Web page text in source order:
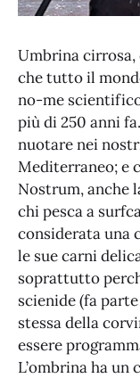
Umbrina cirrosa,
che tutto il
no-me
più di 250 anni
nuotare nei
Mediterraneo; e
Nostrum, anche
chi pesca a
considerata una
le sue carni
soprattutto
scienide (fa
stessa della
essere
L’ombrina ha un